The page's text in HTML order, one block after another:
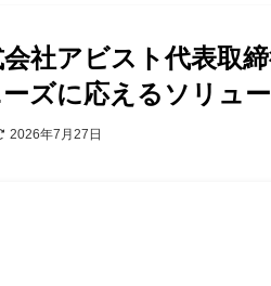
会社アビスト代表
ズに応えるソリュ
2026年7月27日